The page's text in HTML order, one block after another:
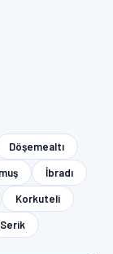
Döşemealtı
İbradı
Korkuteli
Serik